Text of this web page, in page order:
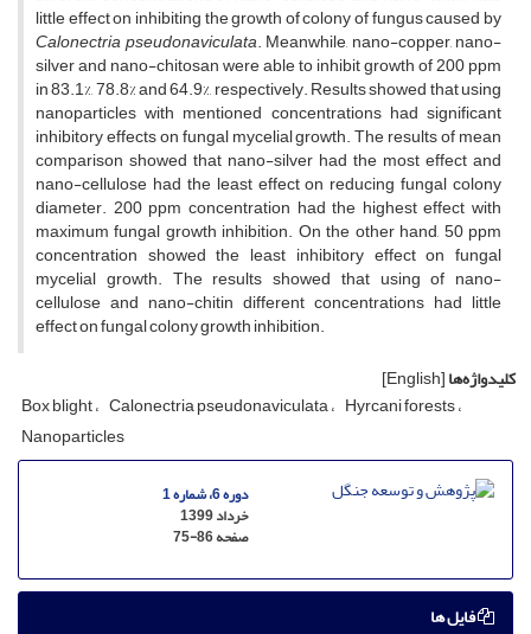
little effect on inhibiting the growth of colony of fungus caused by
Calonectria pseudonaviculata. Meanwhile, nano-copper, nano-
silver and nano-chitosan were able to inhibit growth of 200 ppm
in 83.1%, 78.8% and 64.9%, respectively. Results showed that using
nanoparticles with mentioned concentrations had significant
inhibitory effects on fungal mycelial growth. The results of mean
comparison showed that nano-silver had the most effect and
nano-cellulose had the least effect on reducing fungal colony
diameter. 200 ppm concentration had the highest effect with
maximum fungal growth inhibition. On the other hand, 50 ppm
concentration showed the least inhibitory effect on fungal
mycelial growth. The results showed that using of nano-
cellulose and nano-chitin different concentrations had little
effect on fungal colony growth inhibition.
کلیدواژه‌ها[English]
Box blight Calonectria pseudonaviculata Hyrcani forests
Nanoparticles
دوره 6، شماره 1
خرداد 1399
صفحه75-86
فایل ها